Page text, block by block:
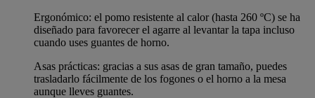
Ergonómico: el pomo resistente al calor (hasta 260 ºC) se ha
diseñado para favorecer el agarre al levantar la tapa incluso
cuando uses guantes de horno.
Asas prácticas: gracias a sus asas de gran tamaño, puedes
trasladarlo fácilmente de los fogones o el horno a la mesa
aunque lleves guantes.